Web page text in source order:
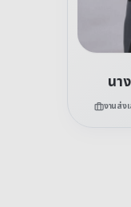
นา
งานส่ง